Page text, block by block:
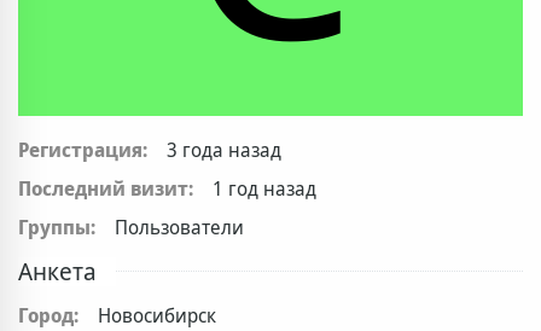
Регистрация:
3 года назад
Последний визит:
1 год назад
Группы:
Пользователи
Анкета
Город: Новосибирск